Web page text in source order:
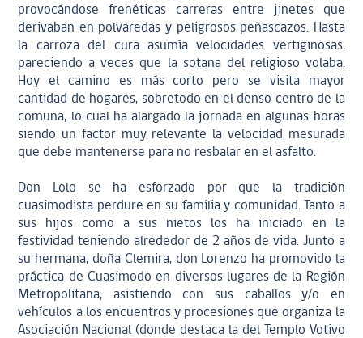
provocándose frenéticas carreras entre jinetes que
derivaban en polvaredas y peligrosos peñascazos. Hasta
la carroza del cura asumía velocidades vertiginosas,
pareciendo a veces que la sotana del religioso volaba.
Hoy el camino es más corto pero se visita mayor
cantidad de hogares, sobretodo en el denso centro de la
comuna, lo cual ha alargado la jornada en algunas horas
siendo un factor muy relevante la velocidad mesurada
que debe mantenerse para no resbalar en el asfalto.
Don Lolo se ha esforzado por que la tradición
cuasimodista perdure en su familia y comunidad. Tanto a
sus hijos como a sus nietos los ha iniciado en la
festividad teniendo alrededor de 2 años de vida. Junto a
su hermana, doña Clemira, don Lorenzo ha promovido la
práctica de Cuasimodo en diversos lugares de la Región
Metropolitana, asistiendo con sus caballos y/o en
vehículos a los encuentros y procesiones que organiza la
Asociación Nacional (donde destaca la del Templo Votivo